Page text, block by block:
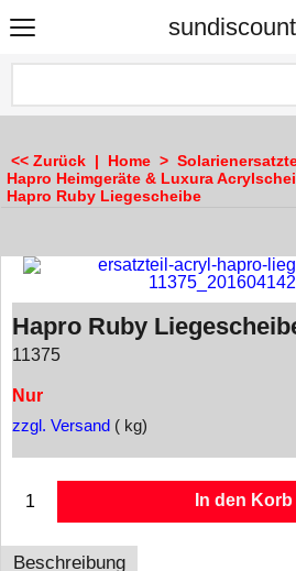
<< Zurück | Home >
Hapro Heimgeräte & Luxura
Hapro Ruby Liegescheibe
Hapro Ruby
11375
Nur
zzgl. Versand kg
In den Korb
Beschreibung